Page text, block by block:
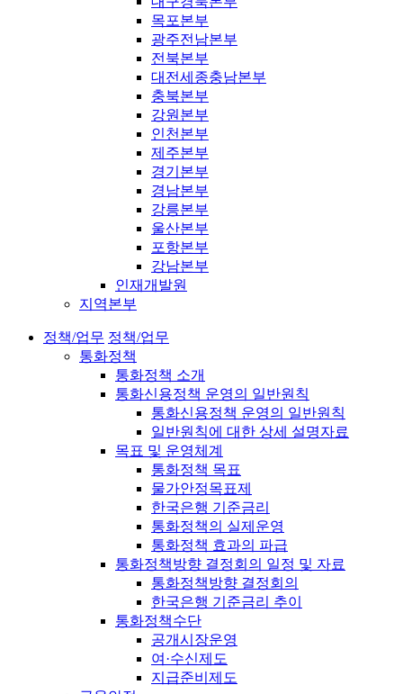
목포본부
광주전남본부
전북본부
대전세종충남본부
충북본부
강원본부
인천본부
제주본부
경기본부
경남본부
강릉본부
울산본부
포항본부
강남본부
인재개발원
지역본부
정책/업무 정책/업무
통화정책
통화정책 소개
통화신용정책 운영의 일반원칙
통화신용정책 운영의 일반원칙
일반원칙에 대한 상세 설명자료
목표 및 운영체계
통화정책 목표
물가안정목표제
한국은행 기준금리
통화정책의 실제운영
통화정책 효과의 파급
통화정책방향 결정회의 일정 및 자료
통화정책방향 결정회의
한국은행 기준금리 추이
통화정책수단
공개시장운영
여·수신제도
지급준비제도